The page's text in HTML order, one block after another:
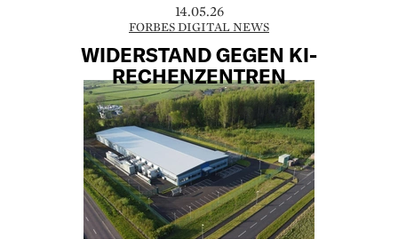
14.05.26
FORBES DIGITAL NEWS
WIDERSTAND GEGEN KI-
RECHENZENTREN